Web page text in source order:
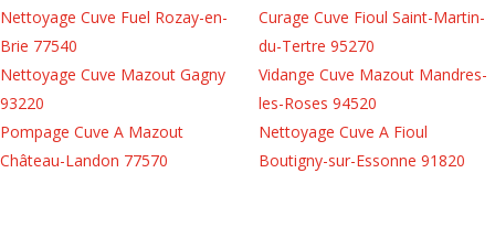
Nettoyage Cuve Fuel Rozay-en-
Brie 77540
Nettoyage Cuve Mazout Gagny
93220
Pompage Cuve A Mazout
Château-Landon 77570
Curage Cuve Fioul Saint-Martin-
du-Tertre 95270
Vidange Cuve Mazout Mandres-
les-Roses 94520
Nettoyage Cuve A Fioul
Boutigny-sur-Essonne 91820